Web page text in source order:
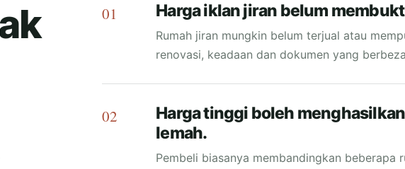
01 Harga iklan jiran belum
Rumah jiran mungkin belum terjual atau
renovasi, keadaan dan dokumen yang
02
Harga tinggi boleh
lemah.
Pembeli biasanya membandingkan beberapa